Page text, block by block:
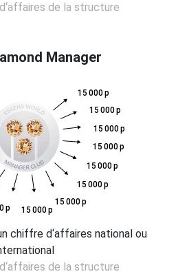
de la structure
Manager
15 000 p
15 000 p
15 000 p
15 000 p
15 000 p
15 000 p
15 000 p
15 000 p
p
chiffre d‘affaires national ou
de la structure